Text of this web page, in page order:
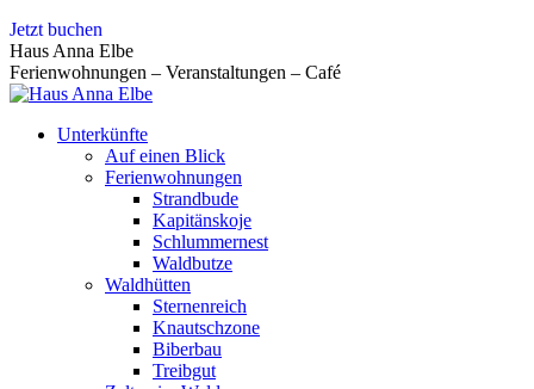
Zum
Inhalt
springen
Jetzt buchen
Haus Anna Elbe
Ferienwohnungen – Veranstaltungen – Café
Unterkünfte
Auf einen Blick
Ferienwohnungen
Strandbude
Kapitänskoje
Schlummernest
Waldbutze
Waldhütten
Sternenreich
Knautschzone
Biberbau
Treibgut